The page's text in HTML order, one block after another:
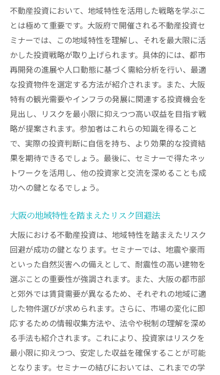
不動産投資において、地域特性を活用した戦略を学ぶこ
とは極めて重要です。大阪府で開催される不動産投資セ
ミナーでは、この地域特性を理解し、それを最大限に活
かした投資戦略が取り上げられます。具体的には、都市
再開発の進展や人口動態に基づく需給分析を行い、最適
な投資物件を選定する方法が紹介されます。また、大阪
特有の観光需要やインフラの発展に関連する投資機会を
見出し、リスクを最小限に抑えつつ高い収益を目指す戦
略が提案されます。参加者はこれらの知識を得ること
で、実際の投資判断に自信を持ち、より効果的な投資結
果を期待できるでしょう。最後に、セミナーで得たネッ
トワークを活用し、他の投資家と交流を深めることも成
功への鍵となるでしょう。
大阪の地域特性を踏まえたリスク回避法
大阪における不動産投資は、地域特性を踏まえたリスク
回避が成功の鍵となります。セミナーでは、地震や豪雨
といった自然災害への備えとして、耐震性の高い建物を
選ぶことの重要性が強調されます。また、大阪の都市部
と郊外では賃貸需要が異なるため、それぞれの地域に適
した物件選びが求められます。さらに、市場の変化に即
応するための情報収集方法や、法令や税制の理解を深め
る手法も紹介されます。これにより、投資家はリスクを
最小限に抑えつつ、安定した収益を確保することが可能
となります。セミナーの結びにおいては、これまでの学